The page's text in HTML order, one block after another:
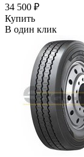
34 500 ₽
Купить
В один клик